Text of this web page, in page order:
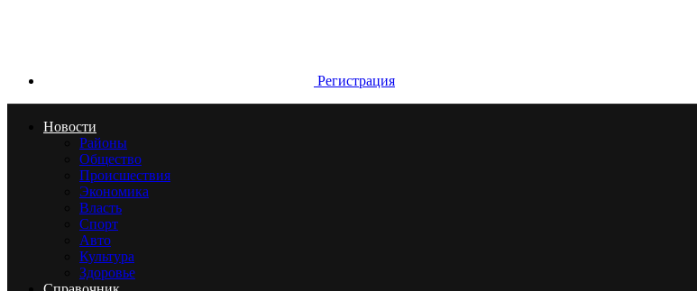
Регистрация
Новости
Районы
Общество
Происшествия
Экономика
Власть
Спорт
Авто
Культура
Здоровье